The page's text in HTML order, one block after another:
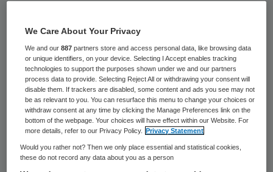
wil de CU onder andere dat medisch
specialisten in loondienst komen en dat er
een zorgspaarsysteem opgezet wordt
waardoor men kan sparen voor
zorgvoorzieningen op latere leeftijd. Ook wil
de CU een gestaffeld eigen risico.
Zelfstandige medisch specialisten zorgen
voor meer bureaucratie en dus meer kosten
We Care About Your Privacy
We and our887 partners store and access personal data, like browsing data
or unique identifiers, on your device. Selecting I Accept enables tracking
technologies to support the purposes shown under we and our partners
process data to provide. Selecting Reject All or withdrawing your consent will
disable them. If trackers are disabled, some content and ads you see may not
be as relevant to you. You can resurface this menu to change your choices or
withdraw consent at any time by clicking the Manage Preferences link on the
bottom of the webpage. Your choices will have effect within our Website. For
more details, refer to our Privacy Policy.
Privacy Statement
Would you rather not? Then we only place essential and statistical cookies,
these do not record any data about you as a person